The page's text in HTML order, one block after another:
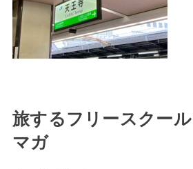
旅するフリースクー
マガ